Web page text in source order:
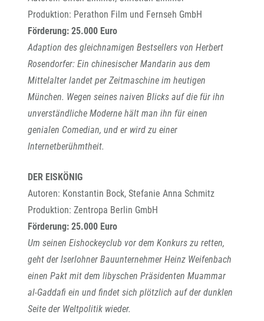
Produktion: Perathon Film und Fernseh GmbH
Förderung: 25.000 Euro
Adaption des gleichnamigen Bestsellers von Herbert
Rosendorfer: Ein chinesischer Mandarin aus dem
Mittelalter landet per Zeitmaschine im heutigen
München. Wegen seines naiven Blicks auf die für ihn
unverständliche Moderne hält man ihn für einen
genialen Comedian, und er wird zu einer
Internetberühmtheit.
DER EISKÖNIG
Autoren: Konstantin Bock, Stefanie Anna Schmitz
Produktion: Zentropa Berlin GmbH
Förderung: 25.000 Euro
Um seinen Eishockeyclub vor dem Konkurs zu retten,
geht der Iserlohner Bauunternehmer Heinz Weifenbach
einen Pakt mit dem libyschen Präsidenten Muammar
al-Gaddafi ein und findet sich plötzlich auf der dunklen
Seite der Weltpolitik wieder.